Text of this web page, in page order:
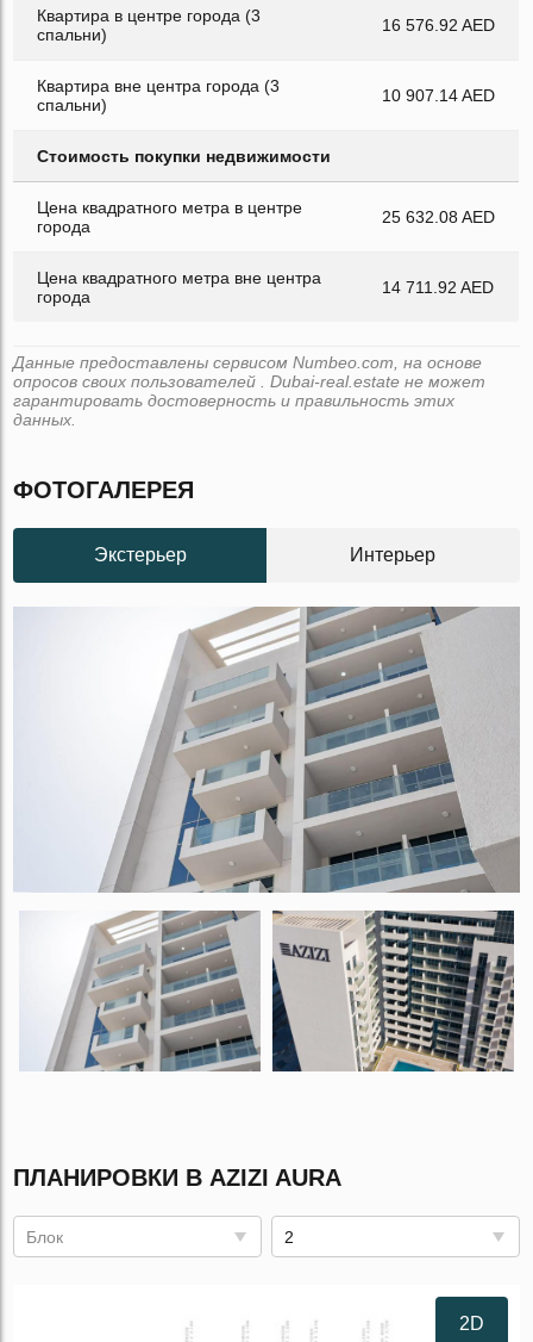
Квартира в центре города (3
спальни)
16 576.92 AED
Квартира вне центра города (3
спальни)
10 907.14 AED
Стоимость покупки недвижимости
Цена квадратного метра в центре
города
25 632.08 AED
Цена квадратного метра вне центра
города
14 711.92 AED
Данные предоставлены сервисом Numbeo.com, на основе
опросов своих пользователей . Dubai-real.estate не может
гарантировать достоверность и правильность этих
данных.
ФОТОГАЛЕРЕЯ
Экстерьер Интерьер
ПЛАНИРОВКИ В AZIZI AURA
Блок 2
2D